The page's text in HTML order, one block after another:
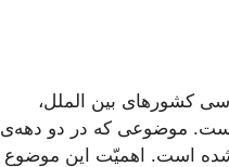
کشورهای بین الملل،
موضوعی که در دو دهه‌ی
شده است. اهمیّت این موضوع